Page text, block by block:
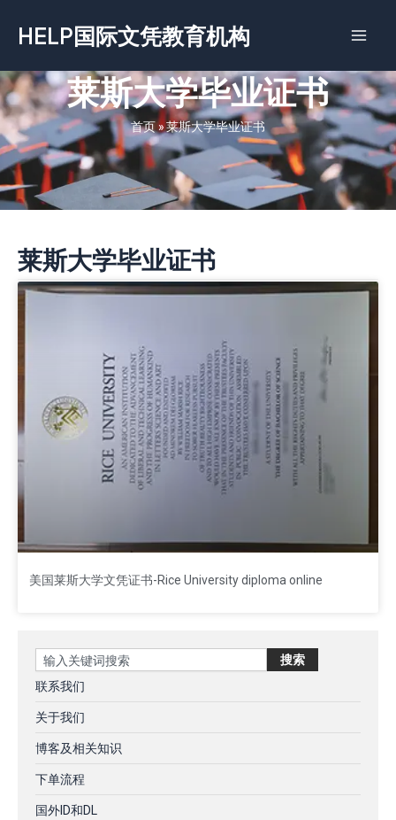
容
HELP国际文凭教育机构
莱斯大学毕业证书
首页»莱斯大学毕业证书
莱斯大学毕业证书
美国莱斯大学文凭证书-Rice University diploma online
Search 搜索
联系我们
关于我们
博客及相关知识
下单流程
国外ID和DL